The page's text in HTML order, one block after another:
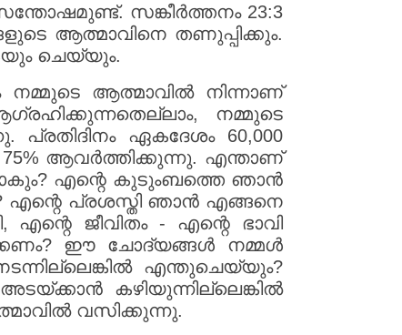
സങ്കീർത്തനം 23:3
ആത്മാവിനെ തണുപ്പിക്കും.
ചെയ്യും.
ആത്മാവിൽ നിന്നാണ്
നമ്മുടെ
പ്രതിദിനം ഏകദേശം 60,000
ആവർത്തിക്കുന്നു. എന്താണ്
എന്റെ കുടുംബത്തെ ഞാൻ
എന്റെ പ്രശസ്തി ഞാൻ എങ്ങനെ
ജീവിതം - എന്റെ ഭാവി
ഈ ചോദ്യങ്ങൾ നമ്മൾ
എന്തുചെയ്യും?
കഴിയുന്നില്ലെങ്കിൽ
വസിക്കുന്നു.